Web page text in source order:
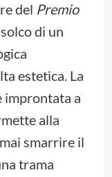
del Premio
di un
estetica. La
improntata a
alla
smarrire il
trama